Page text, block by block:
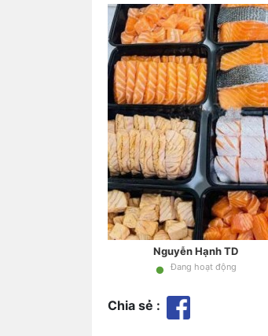
Nguyễn Hạnh TD
• Đang hoạt động
Chia sẻ :